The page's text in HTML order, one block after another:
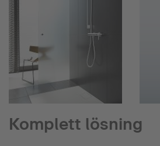
Komplett lösning